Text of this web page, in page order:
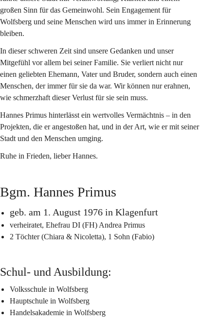
großen Sinn für das Gemeinwohl. Sein Engagement für
Wolfsberg und seine Menschen wird uns immer in Erinnerung
bleiben.
In dieser schweren Zeit sind unsere Gedanken und unser
Mitgefühl vor allem bei seiner Familie. Sie verliert nicht nur
einen geliebten Ehemann, Vater und Bruder, sondern auch einen
Menschen, der immer für sie da war. Wir können nur erahnen,
wie schmerzhaft dieser Verlust für sie sein muss.
Hannes Primus hinterlässt ein wertvolles Vermächtnis – in den
Projekten, die er angestoßen hat, und in der Art, wie er mit seiner
Stadt und den Menschen umging.
Ruhe in Frieden, lieber Hannes.
Bgm. Hannes Primus
geb. am 1. August 1976 in Klagenfurt
verheiratet, Ehefrau DI (FH) Andrea Primus
2 Töchter (Chiara & Nicoletta), 1 Sohn (Fabio)
Schul- und Ausbildung:
Volksschule in Wolfsberg
Hauptschule in Wolfsberg
Handelsakademie in Wolfsberg